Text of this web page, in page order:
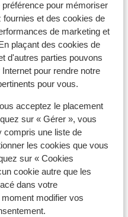
pour mémoriser
et des cookies de
de marketing et
plaçant des cookies de
d'autres parties pouvons
pour rendre notre
pour vous.
acceptez le placement
sur « Gérer », vous
compris une liste de
les cookies que vous
sur « Cookies
cookie autre que les
dans votre
modifier vos
la carte
1200 mètres (plage de
500 mètres
105 kilomètres